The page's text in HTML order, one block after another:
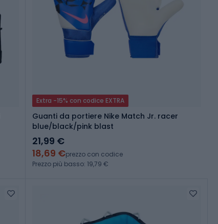
Extra -15% con codice EXTRA
Guanti da portiere Nike Match Jr. racer
blue/black/pink blast
21,99 €
18,69 €prezzo con codice
Prezzo più basso: 19,79 €